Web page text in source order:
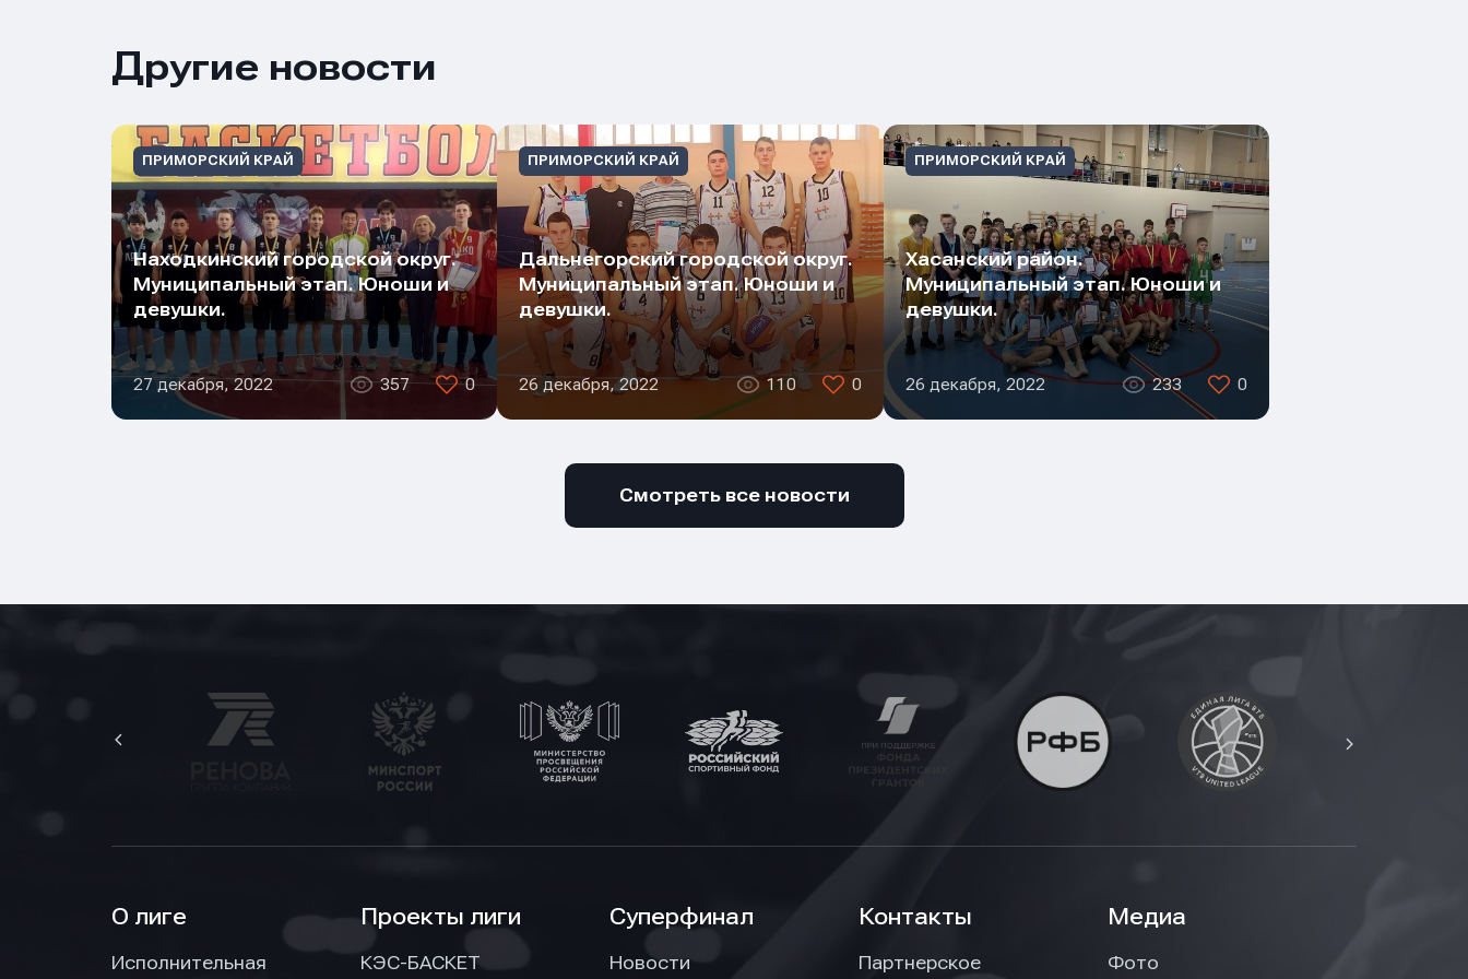
Другие новости
ПРИМОРСКИЙ КРАЙ
Находкинский городской округ.
Муниципальный этап. Юноши и
девушки.
27 декабря, 2022 357 0
ПРИМОРСКИЙ КРАЙ
Дальнегорский городской округ.
Муниципальный этап. Юноши и
девушки.
26 декабря, 2022 110 0
ПРИМОРСКИЙ КРАЙ
Хасанский район.
Муниципальный этап. Юноши и
девушки.
26 декабря, 2022 233 0
Смотреть все новости
О лиге
Исполнительная
Проекты лиги
КЭС-БАСКЕТ
Суперфинал
Новости
Контакты
Партнерское
Медиа
Фото